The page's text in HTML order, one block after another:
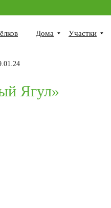
Дома Участки
Ягул»